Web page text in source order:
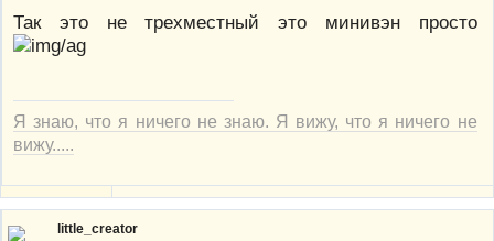
Так это не трехместный это минивэн просто
Я знаю, что я ничего не знаю. Я вижу, что я ничего не
вижу.....
little_creator